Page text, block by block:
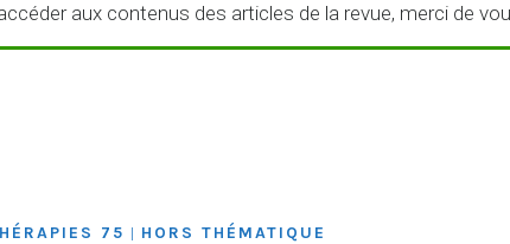
aux contenus des articles de la revue, merci de
75 | HORS THÉMATIQUE